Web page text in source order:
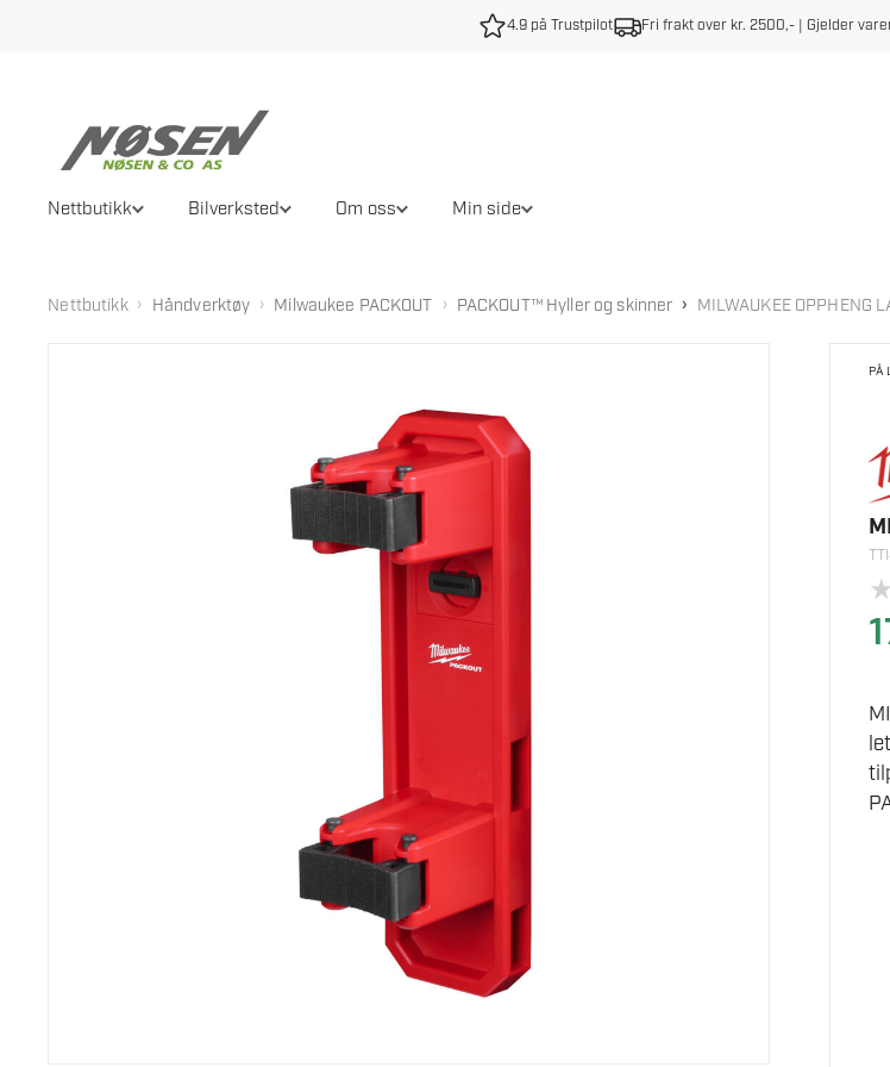
4.9 på Trustpilot Fri frakt over kr. 2500,- | Gjelder
Nettbutikk Bilverksted Om oss Min side
Nettbutikk › Håndverktøy › Milwaukee PACKOUT › PACKOUT™ Hyller og skinner › MILWAUKEE OPPHENG
PÅ
★